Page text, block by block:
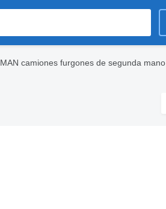
MAN camiones furgones de segunda mano